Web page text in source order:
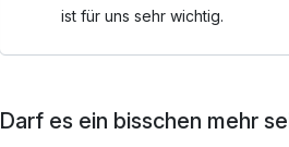
Weitere Massagen können vor Ort
ist für uns sehr wichtig.
Darf es ein bisschen mehr